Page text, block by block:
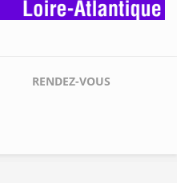
RENDEZ-VOUS